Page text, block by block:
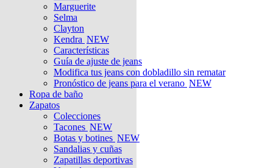
Marguerite
Selma
Clayton
Kendra NEW
Características
Guía de ajuste de jeans
Modifica tus jeans con dobladillo sin rematar
Pronóstico de jeans para el verano NEW
Ropa de baño
Zapatos
Colecciones
Tacones NEW
Botas y botines NEW
Sandalias y cuñas
Zapatillas deportivas